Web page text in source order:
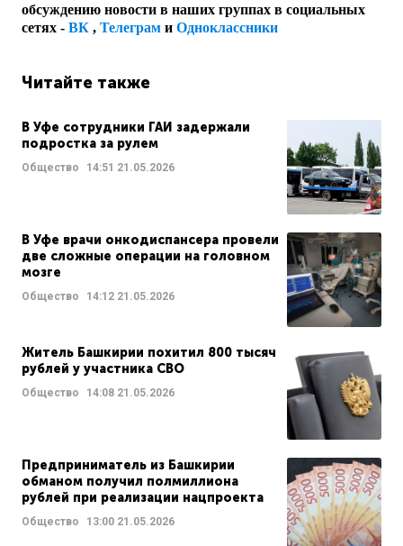
обсуждению новости в наших группах в социальных
сетях - ВК , Телеграм и Одноклассники
Читайте также
В Уфе сотрудники ГАИ задержали
подростка за рулем
Общество 14:51 21.05.2026
В Уфе врачи онкодиспансера провели
две сложные операции на головном
мозге
Общество 14:12 21.05.2026
Житель Башкирии похитил 800 тысяч
рублей у участника СВО
Общество 14:08 21.05.2026
Предприниматель из Башкирии
обманом получил полмиллиона
рублей при реализации нацпроекта
Общество 13:00 21.05.2026